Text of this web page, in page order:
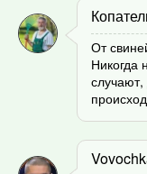
От
Никогда